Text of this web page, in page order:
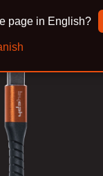
page in English?